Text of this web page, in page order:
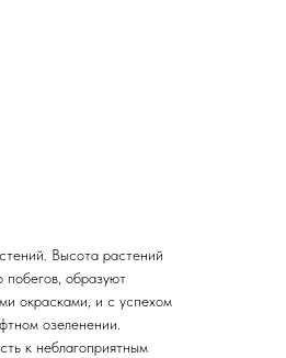
Высота растений
образуют
окрасками, и с успехом
озеленении.
к неблагоприятным